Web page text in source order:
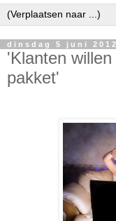
dinsdag 5 juni 2012
'Klanten
pakket'